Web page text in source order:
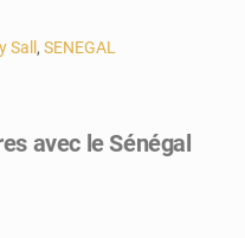
Sall , SENEGAL
avec le Sénégal